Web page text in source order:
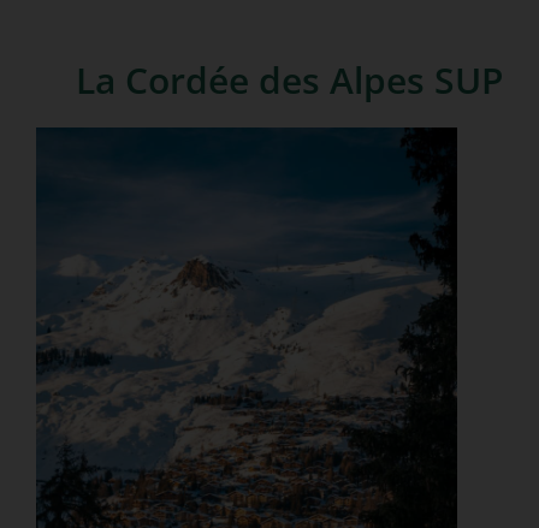
La Cordée des Alpes SUP